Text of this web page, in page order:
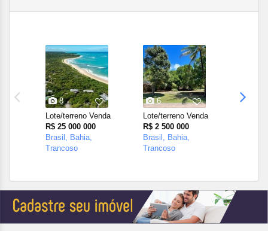
8
Lote/terreno Venda
R$ 25 000 000
Brasil, Bahia,
Trancoso
6
Lote/terreno Venda
R$ 2 500 000
Brasil, Bahia,
Trancoso